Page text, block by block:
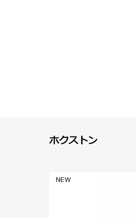
ホクストン
NEW